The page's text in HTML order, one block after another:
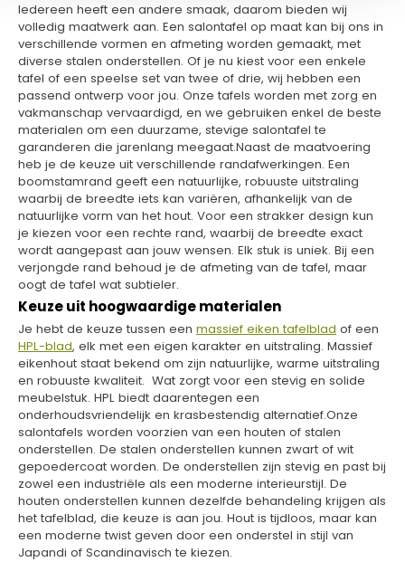
Iedereen heeft een andere smaak, daarom bieden wij
volledig maatwerk aan. Een salontafel op maat kan bij ons in
verschillende vormen en afmeting worden gemaakt, met
diverse stalen onderstellen. Of je nu kiest voor een enkele
tafel of een speelse set van twee of drie, wij hebben een
passend ontwerp voor jou. Onze tafels worden met zorg en
vakmanschap vervaardigd, en we gebruiken enkel de beste
materialen om een duurzame, stevige salontafel te
garanderen die jarenlang meegaat.Naast de maatvoering
heb je de keuze uit verschillende randafwerkingen. Een
boomstamrand geeft een natuurlijke, robuuste uitstraling
waarbij de breedte iets kan variëren, afhankelijk van de
natuurlijke vorm van het hout. Voor een strakker design kun
je kiezen voor een rechte rand, waarbij de breedte exact
wordt aangepast aan jouw wensen. Elk stuk is uniek. Bij een
verjongde rand behoud je de afmeting van de tafel, maar
oogt de tafel wat subtieler.
Keuze uit hoogwaardige materialen
Je hebt de keuze tussen een massief eiken tafelblad of een
HPL-blad, elk met een eigen karakter en uitstraling. Massief
eikenhout staat bekend om zijn natuurlijke, warme uitstraling
en robuuste kwaliteit. Wat zorgt voor een stevig en solide
meubelstuk. HPL biedt daarentegen een
onderhoudsvriendelijk en krasbestendig alternatief.Onze
salontafels worden voorzien van een houten of stalen
onderstellen. De stalen onderstellen kunnen zwart of wit
gepoedercoat worden. De onderstellen zijn stevig en past bij
zowel een industriële als een moderne interieurstijl. De
houten onderstellen kunnen dezelfde behandeling krijgen als
het tafelblad, die keuze is aan jou. Hout is tijdloos, maar kan
een moderne twist geven door een onderstel in stijl van
Japandi of Scandinavisch te kiezen.